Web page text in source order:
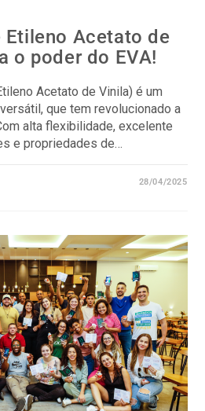
Acetato de
o poder do EVA!
Acetato de Vinila) é um
que tem revolucionado a
alta flexibilidade, excelente
e propriedades de…
28/04/2025